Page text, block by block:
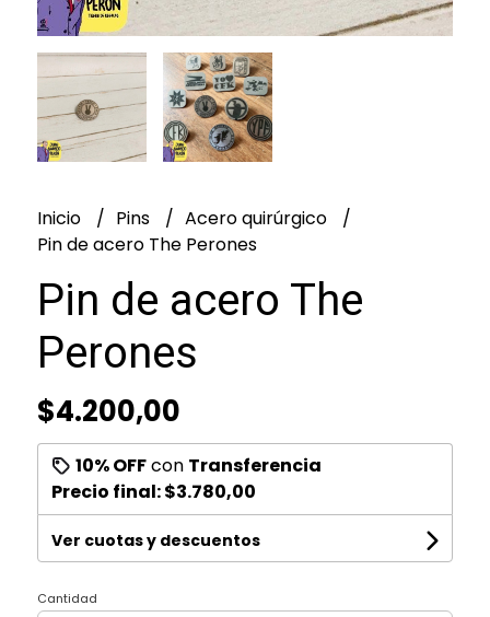
Inicio Pins
Acero quirúrgico
Pin de acero The Perones
Pin de acero The
Perones
$4.200,00
10% OFFcon Transferencia
Precio final:$3.780,00
Ver cuotas y descuentos
Cantidad